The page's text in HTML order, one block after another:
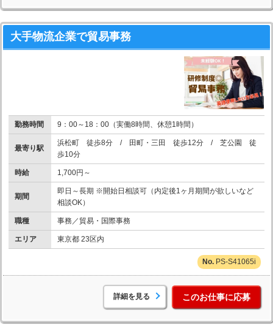
大手物流企業で貿易事務
勤務時間 9：00～18：00（実働8時間、休憩1時間）
最寄り駅
浜松町 徒歩8分 / 田町・三田 徒歩12分 / 芝公園 徒
歩10分
時給 1,700円～
期間
即日～長期 ※開始日相談可（内定後1ヶ月期間が欲しいなど
相談OK）
職種 事務／貿易・国際事務
エリア 東京都 23区内
PS-S41065i
詳細を見る このお仕事に応募